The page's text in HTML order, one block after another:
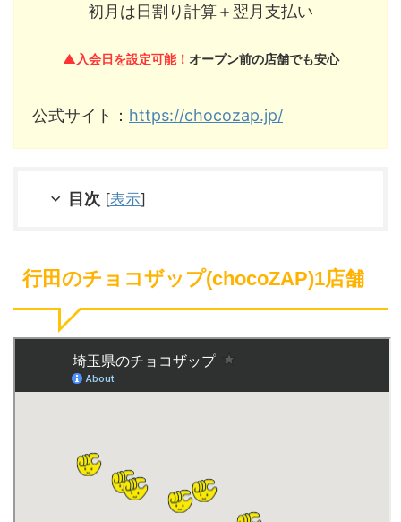
初月は日割り計算＋翌月支払い
▲入会日を設定可能！ オープン前の店舗でも安心
公式サイト： https://chocozap.jp/
目次 [表示]
行田のチョコザップ(chocoZAP)1店舗